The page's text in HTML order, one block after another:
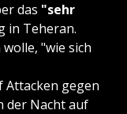
das "sehr
in Teheran.
"wie sich
Attacken gegen
der Nacht auf